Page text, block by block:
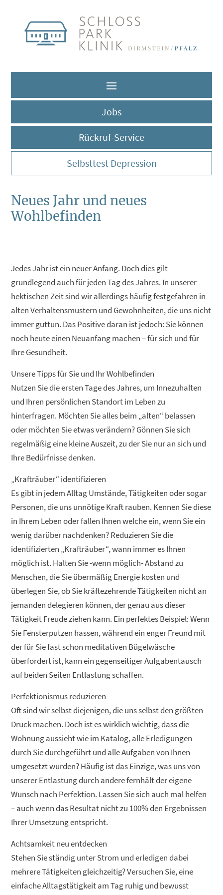
Jobs
Rückruf-Service
Selbsttest Depression
Neues Jahr und neues
Wohlbefinden
Jedes Jahr ist ein neuer Anfang. Doch dies gilt
grundlegend auch für jeden Tag des Jahres. In unserer
hektischen Zeit sind wir allerdings häufig festgefahren in
alten Verhaltensmustern und Gewohnheiten, die uns nicht
immer guttun. Das Positive daran ist jedoch: Sie können
noch heute einen Neuanfang machen – für sich und für
Ihre Gesundheit.
Unsere Tipps für Sie und Ihr Wohlbefinden
Nutzen Sie die ersten Tage des Jahres, um Innezuhalten
und Ihren persönlichen Standort im Leben zu
hinterfragen. Möchten Sie alles beim „alten“ belassen
oder möchten Sie etwas verändern? Gönnen Sie sich
regelmäßig eine kleine Auszeit, zu der Sie nur an sich und
Ihre Bedürfnisse denken.
„Krafträuber“ identifizieren
Es gibt in jedem Alltag Umstände, Tätigkeiten oder sogar
Personen, die uns unnötige Kraft rauben. Kennen Sie diese
in Ihrem Leben oder fallen Ihnen welche ein, wenn Sie ein
wenig darüber nachdenken? Reduzieren Sie die
identifizierten „Krafträuber“, wann immer es Ihnen
möglich ist. Halten Sie -wenn möglich- Abstand zu
Menschen, die Sie übermäßig Energie kosten und
überlegen Sie, ob Sie kräftezehrende Tätigkeiten nicht an
jemanden delegieren können, der genau aus dieser
Tätigkeit Freude ziehen kann. Ein perfektes Beispiel: Wenn
Sie Fensterputzen hassen, während ein enger Freund mit
der für Sie fast schon meditativen Bügelwäsche
überfordert ist, kann ein gegenseitiger Aufgabentausch
auf beiden Seiten Entlastung schaffen.
Perfektionismus reduzieren
Oft sind wir selbst diejenigen, die uns selbst den größten
Druck machen. Doch ist es wirklich wichtig, dass die
Wohnung aussieht wie im Katalog, alle Erledigungen
durch Sie durchgeführt und alle Aufgaben von Ihnen
umgesetzt wurden? Häufig ist das Einzige, was uns von
unserer Entlastung durch andere fernhält der eigene
Wunsch nach Perfektion. Lassen Sie sich auch mal helfen
– auch wenn das Resultat nicht zu 100% den Ergebnissen
Ihrer Umsetzung entspricht.
Achtsamkeit neu entdecken
Stehen Sie ständig unter Strom und erledigen dabei
mehrere Tätigkeiten gleichzeitig? Versuchen Sie, eine
einfache Alltagstätigkeit am Tag ruhig und bewusst